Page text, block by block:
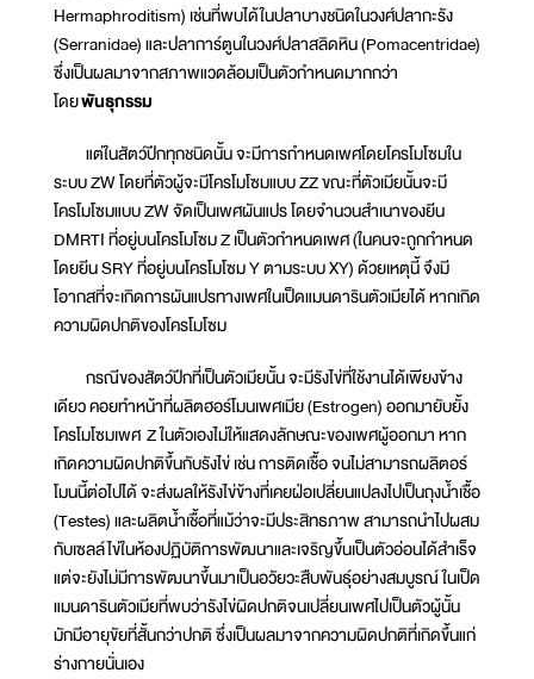
Hermaphroditism) เช่นที่พบได้ในปลาบางชนิดในวงศ์ปลากะรัง
(Serranidae) และปลาการ์ตูนในวงศ์ปลาสลิดหิน (Pomacentridae)
ซึ่งเป็นผลมาจากสภาพแวดล้อมเป็นตัวกำหนดมากกว่า
โดยพันธุกรรม
แต่ในสัตว์ปีกทุกชนิดนั้น จะมีการกำหนดเพศโดยโครโมโซมใน
ระบบ ZW โดยที่ตัวผู้จะมีโครโมโซมแบบ ZZ ขณะที่ตัวเมียนั้นจะมี
โครโมโซมแบบ ZW จัดเป็นเพศผันแปร โดยจำนวนสำเนาของยีน
DMRTI ที่อยู่บนโครโมโซม Z เป็นตัวกำหนดเพศ (ในคนจะถูกกำหนด
โดยยีน SRY ที่อยู่บนโครโมโซม Y ตามระบบ XY) ด้วยเหตุนี้ จึงมี
โอากสที่จะเกิดการผันแปรทางเพศในเป็ดแมนดารินตัวเมียได้ หากเกิด
ความผิดปกติของโครโมโซม
กรณีของสัตว์ปีกที่เป็นตัวเมียนั้น จะมีรังไข่ที่ใช้งานได้เพียงข้าง
เดียว คอยทำหน้าที่ผลิตฮอร์โมนเพศเมีย (Estrogen) ออกมายับยั้ง
โครโมโซมเพศ Z ในตัวเองไม่ให้แสดงลักษณะของเพศผู้ออกมา หาก
เกิดความผิดปกติขึ้นกับรังไข่ เช่น การติดเชื้อ จนไม่สามารถผลิตอร์
โมนนี้ต่อไปได้ จะส่งผลให้รังไข่ข้างที่เคยฝ่อเปลี่ยนแปลงไปเป็นถุงน้ำเชื้อ
(Testes) และผลิตน้ำเชื้อที่แม้ว่าจะมีประสิทธภาพ สามารถนำไปผสม
กับเซลล์ไข่ในห้องปฏิบัติการพัฒนาและเจริญขึ้นเป็นตัวอ่อนได้สำเร็จ
แต่จะยังไม่มีการพัฒนาขึ้นมาเป็นอวัยวะสืบพันธุ์อย่างสมบูรณ์ ในเป็ด
แมนดารินตัวเมียที่พบว่ารังไข่ผิดปกติจนเปลี่ยนเพศไปเป็นตัวผู้นั้น
มักมีอายุขัยที่สั้นกว่าปกติ ซึ่งเป็นผลมาจากความผิดปกติที่เกิดขึ้นแก่
ร่างกายนั่นเอง